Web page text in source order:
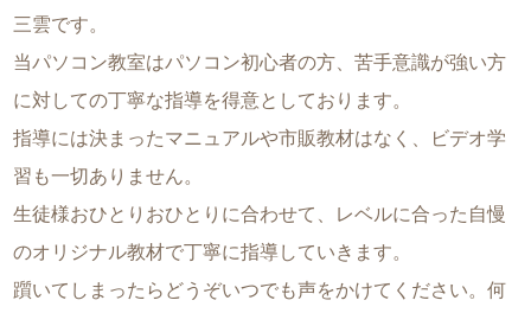
三雲です。
当パソコン教室はパソコン初心者の方、苦手意識が強い方
に対しての丁寧な指導を得意としております。
指導には決まったマニュアルや市販教材はなく、ビデオ学
習も一切ありません。
生徒様おひとりおひとりに合わせて、レベルに合った自慢
のオリジナル教材で丁寧に指導していきます。
躓いてしまったらどうぞいつでも声をかけてください。何